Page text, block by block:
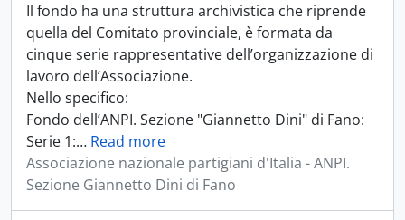
Il fondo ha una struttura archivistica che riprende
quella del Comitato provinciale, è formata da
cinque serie rappresentative dell’organizzazione di
lavoro dell’Associazione.
Nello specifico:
Fondo dell’ANPI. Sezione "Giannetto Dini" di Fano:
Serie 1:… Read more
Associazione nazionale partigiani d'Italia - ANPI.
Sezione Giannetto Dini di Fano